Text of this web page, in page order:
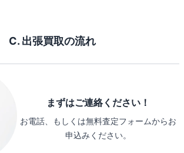
C. 出張買取の流れ
まずはご連絡ください！
お電話、もしくは無料査定フォームからお
申込みください。